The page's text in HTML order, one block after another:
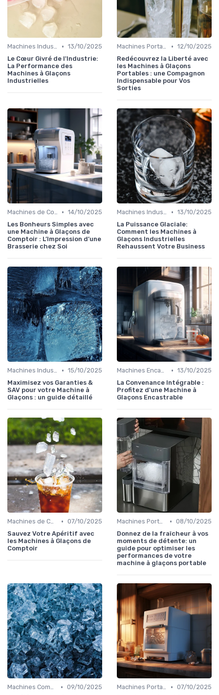
Machines Industrielles • 13/10/2025
Le Cœur Givré de l'Industrie:
La Performance des
Machines à Glaçons
Industrielles
Machines Portables • 12/10/2025
Redécouvrez la Liberté avec
les Machines à Glaçons
Portables : une Compagnon
Indispensable pour Vos
Sorties
Machines de Comptoir • 14/10/2025
Les Bonheurs Simples avec
une Machine à Glaçons de
Comptoir : L’Impression d’une
Brasserie chez Soi
Machines Industrielles • 13/10/2025
La Puissance Glaciale:
Comment les Machines à
Glaçons Industrielles
Rehaussent Votre Business
Machines Industrielles • 15/10/2025
Maximisez vos Garanties &
SAV pour votre Machine à
Glaçons : un guide détaillé
Machines Encastrables • 13/10/2025
La Convenance Intégrable :
Profitez d'une Machine à
Glaçons Encastrable
Machines de Comptoir • 07/10/2025
Sauvez Votre Apéritif avec
les Machines à Glaçons de
Comptoir
Machines Portables • 08/10/2025
Donnez de la fraîcheur à vos
moments de détente: un
guide pour optimiser les
performances de votre
machine à glaçons portable
Machines Commerciales • 09/10/2025
Machines Portables • 07/10/2025